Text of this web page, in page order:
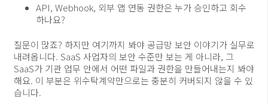
API, Webhook, 외부 앱 연동 권한은 누가 승인하고 회수
하나요?
질문이 많죠? 하지만 여기까지 봐야 공급망 보안 이야기가 실무로
내려옵니다. SaaS 사업자의 보안 수준만 보는 게 아니라, 그
SaaS가 기관 업무 안에서 어떤 파일과 권한을 만들어내는지 봐야
해요. 이 부분은 위수탁계약만으로는 충분히 커버되지 않을 수 있
습니다.